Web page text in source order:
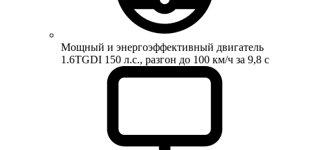
Мощный и энергоэффективный двигатель
1.6TGDI 150 л.с., разгон до 100 км/ч за 9,8 с